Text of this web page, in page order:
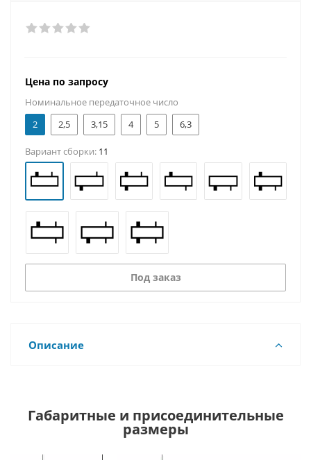
Цена по запросу
Номинальное передаточное число
2
2,5 3,15 4 5 6,3
Вариант сборки: 11
Под заказ
Описание
Габаритные и присоединительные
размеры